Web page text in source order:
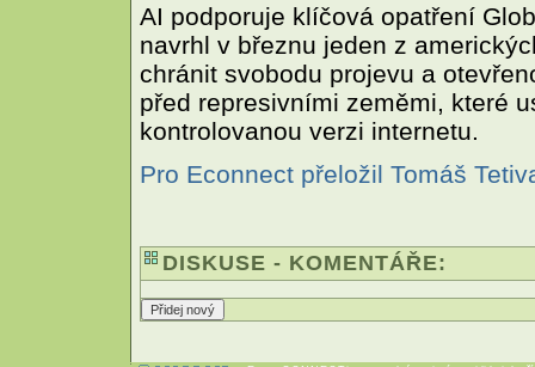
AI podporuje klíčová opatření
navrhl v březnu jeden z
chránit svobodu projevu a
před represivními zeměmi, které
kontrolovanou verzi internetu.
Pro Econnect přeložil Tomáš
DISKUSE - KOMENTÁŘE: